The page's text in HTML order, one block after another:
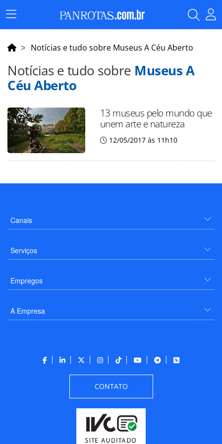
Menu
Principal
Notícias e tudo sobre Museus A Céu Aberto
Notícias e tudo sobre Museus A
Céu Aberto
13 museus pelo mundo que
unem arte e natureza
12/05/2017 às 11h10
Canais
Serviços
Empregos
A Empresa
CONTATO